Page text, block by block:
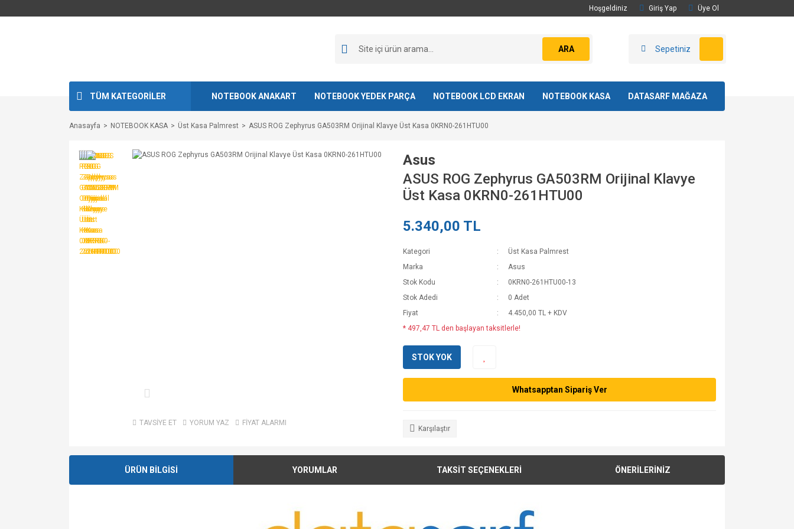
Hoşgeldiniz Giriş Yap Üye Ol
ARA Sepetiniz
TÜM KATEGORİLER NOTEBOOK ANAKART NOTEBOOK YEDEK PARÇA NOTEBOOK LCD EKRAN NOTEBOOK KASA DATASARF MAĞAZA
Anasayfa NOTEBOOK KASA Üst Kasa Palmrest ASUS ROG Zephyrus GA503RM Orijinal Klavye Üst Kasa 0KRN0-261HTU00
TAVSİYE ET YORUM YAZ FİYAT ALARMI
Asus
ASUS ROG Zephyrus GA503RM Orijinal Klavye
Üst Kasa 0KRN0-261HTU00
5.340,00 TL
Kategori
Üst Kasa Palmrest
Marka
Asus
Stok Kodu
0KRN0-261HTU00-13
Stok Adedi
0 Adet
Fiyat
4.450,00 TL + KDV
* 497,47 TL den başlayan taksitlerle!
STOK YOK
Whatsapptan Sipariş Ver
Karşılaştır
ÜRÜN BİLGİSİ YORUMLAR TAKSİT SEÇENEKLERİ ÖNERİLERİNİZ